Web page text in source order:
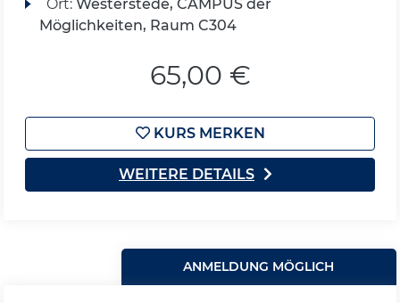
Ort: Westerstede, CAMPUS der
Möglichkeiten, Raum C304
65,00 €
KURS MERKEN
WEITERE DETAILS
ANMELDUNG MÖGLICH